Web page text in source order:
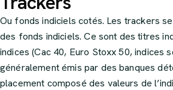
Ou fonds indiciels cotés. Les trackers
des fonds indiciels. Ce sont des titres
indices (Cac 40, Euro Stoxx 50, indices
généralement émis par des banques
placement composé des valeurs de